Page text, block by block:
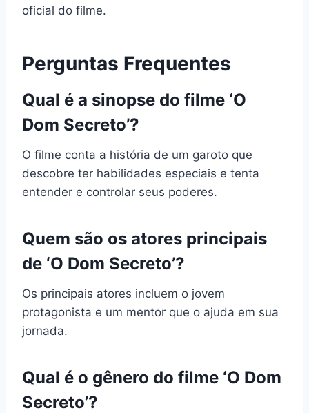
oficial do filme.
Perguntas Frequentes
Qual é a sinopse do filme ‘O
Dom Secreto’?
O filme conta a história de um garoto que
descobre ter habilidades especiais e tenta
entender e controlar seus poderes.
Quem são os atores principais
de ‘O Dom Secreto’?
Os principais atores incluem o jovem
protagonista e um mentor que o ajuda em sua
jornada.
Qual é o gênero do filme ‘O Dom
Secreto’?